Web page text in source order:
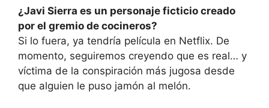
¿Javi Sierra es un personaje ficticio creado
por el gremio de cocineros?
Si lo fuera, ya tendría película en Netflix. De
momento, seguiremos creyendo que es real… y
víctima de la conspiración más jugosa desde
que alguien le puso jamón al melón.